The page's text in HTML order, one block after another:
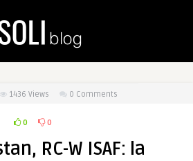
1436 Views 0 Comments
0 0
RC-W ISAF: la